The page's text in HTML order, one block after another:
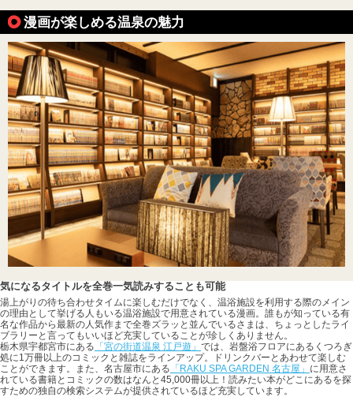
漫画が楽しめる温泉の魅力
気になるタイトルを全巻一気読みすることも可能
湯上がりの待ち合わせタイムに楽しむだけでなく、温浴施設を利用する際のメイン
の理由として挙げる人もいる温浴施設で用意されている漫画。誰もが知っている有
名な作品から最新の人気作まで全巻ズラッと並んでいるさまは、ちょっとしたライ
ブラリーと言ってもいいほど充実していることが珍しくありません。
栃木県宇都宮市にある 「宮の街道温泉 江戸遊」 では、岩盤浴フロアにあるくつろぎ
処に1万冊以上のコミックと雑誌をラインアップ。ドリンクバーとあわせて楽しむ
ことができます。また、名古屋市にある 「RAKU SPA GARDEN 名古屋」 に用意さ
れている書籍とコミックの数はなんと45,000冊以上！読みたい本がどこにあるを探
すための独自の検索システムが提供されているほど充実しています。